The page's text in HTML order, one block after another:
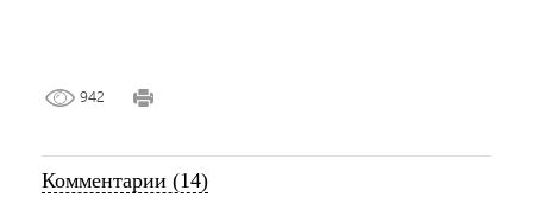
942
Комментарии (14)